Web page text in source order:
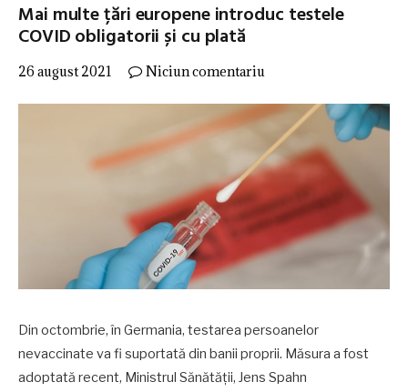
Mai multe țări europene introduc testele
COVID obligatorii și cu plată
26 august 2021 Niciun comentariu
Din octombrie, în Germania, testarea persoanelor
nevaccinate va fi suportată din banii proprii. Măsura a fost
adoptată recent, Ministrul Sănătății, Jens Spahn